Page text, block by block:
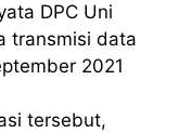
DPC Uni
transmisi data
2021
tersebut,